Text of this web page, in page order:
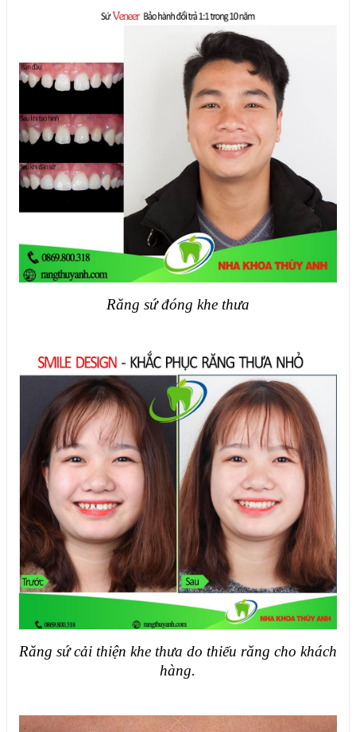
Răng sứ đóng khe thưa
Răng sứ cải thiện khe thưa do thiếu răng cho khách
hàng.